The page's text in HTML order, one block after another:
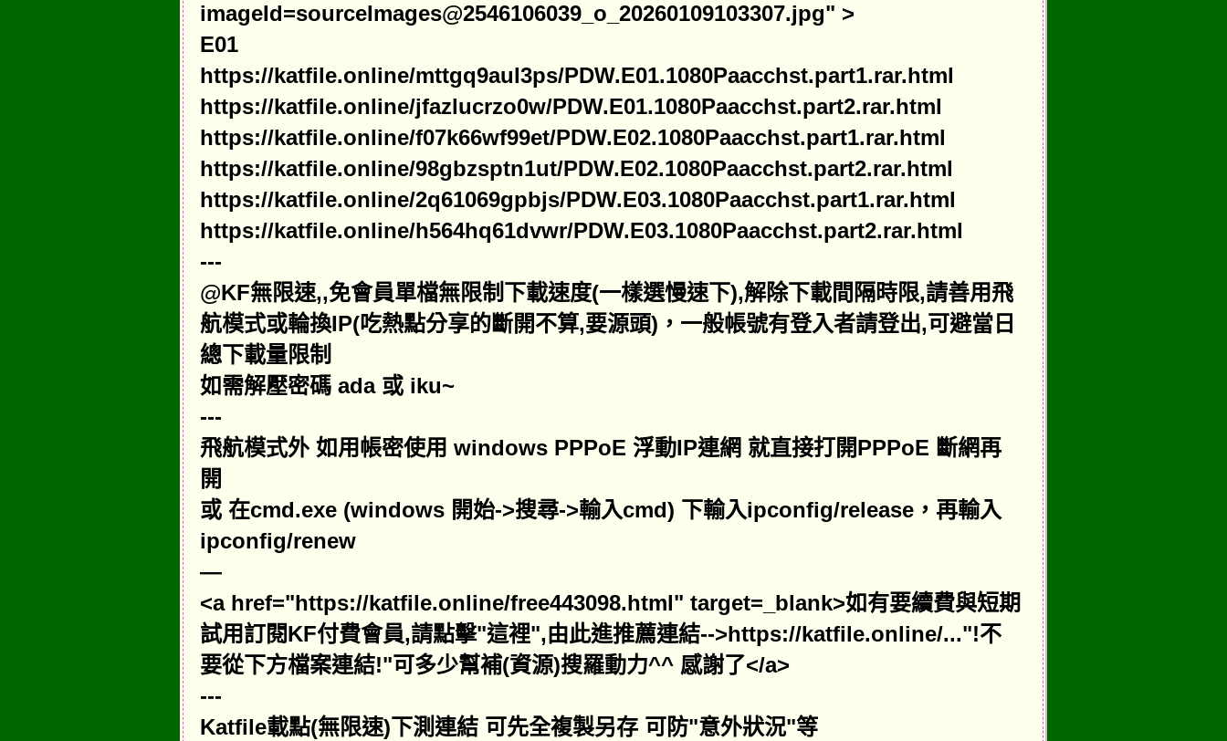
imageId=sourceImages@2546106039_o_20260109103307.jpg" >
E01
https://katfile.online/mttgq9aul3ps/PDW.E01.1080Paacchst.part1.rar.html
https://katfile.online/jfazlucrzo0w/PDW.E01.1080Paacchst.part2.rar.html
https://katfile.online/f07k66wf99et/PDW.E02.1080Paacchst.part1.rar.html
https://katfile.online/98gbzsptn1ut/PDW.E02.1080Paacchst.part2.rar.html
https://katfile.online/2q61069gpbjs/PDW.E03.1080Paacchst.part1.rar.html
https://katfile.online/h564hq61dvwr/PDW.E03.1080Paacchst.part2.rar.html
---
@KF無限速,,免會員單檔無限制下載速度(一樣選慢速下),解除下載間隔時限,請善用飛
航模式或輪換IP(吃熱點分享的斷開不算,要源頭)，一般帳號有登入者請登出,可避當日
總下載量限制
如需解壓密碼 ada 或 iku~
---
飛航模式外 如用帳密使用 windows PPPoE 浮動IP連網 就直接打開PPPoE 斷網再
開
或 在cmd.exe (windows 開始->搜尋->輸入cmd) 下輸入ipconfig/release，再輸入
ipconfig/renew
—
<a href="https://katfile.online/free443098.html" target=_blank>如有要續費與短期
試用訂閱KF付費會員,請點擊"這裡",由此進推薦連結-->https://katfile.online/..."!不
要從下方檔案連結!"可多少幫補(資源)搜羅動力^^ 感謝了</a>
---
Katfile載點(無限速)下測連結 可先全複製另存 可防"意外狀況"等